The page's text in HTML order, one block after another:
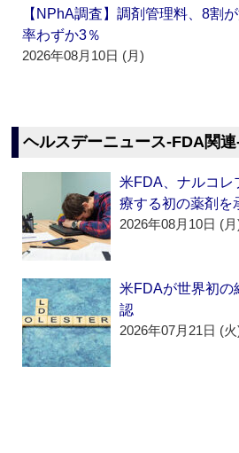
【NPhA調査】調剤管理料、8割
率わずか3％
2026年08月10日 (月)
ヘルスデーニュース‐FDA関連
米FDA、ナルコレ
療する初の薬剤を
2026年08月10日 (月
米FDAが世界初の
認
2026年07月21日 (火